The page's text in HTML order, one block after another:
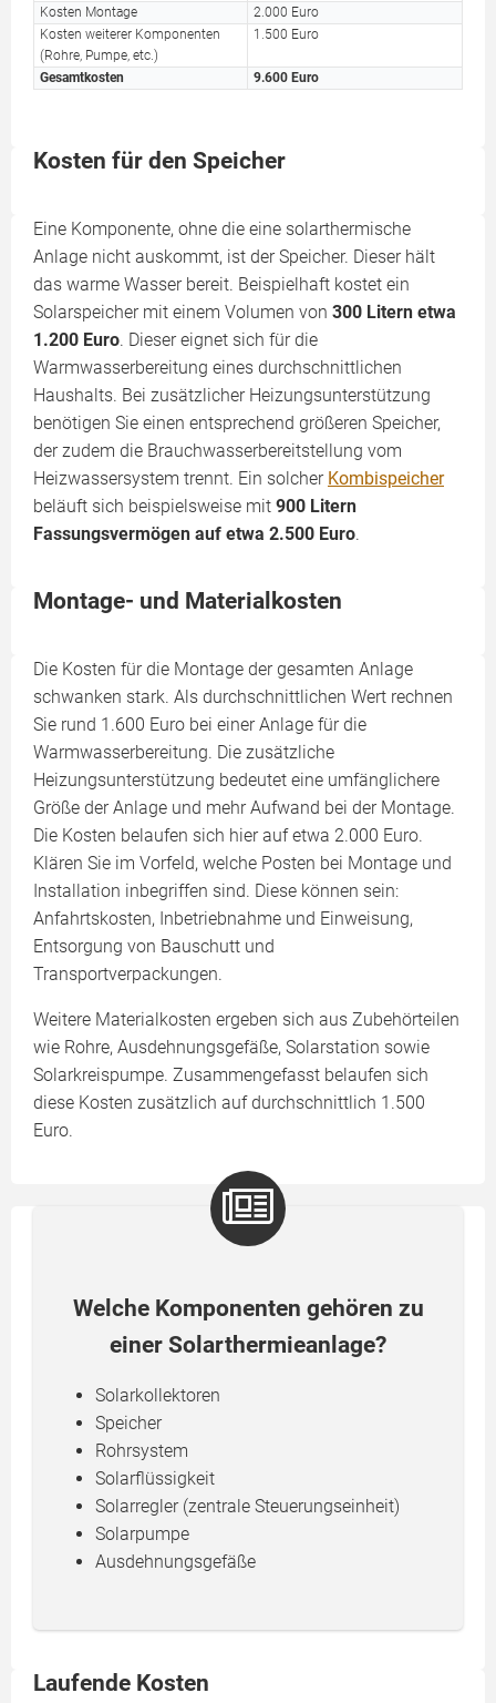
Kosten Montage
2.000 Euro
Kosten weiterer Komponenten
(Rohre, Pumpe, etc.)
1.500 Euro
Gesamtkosten 9.600 Euro
Kosten für den Speicher
Eine Komponente, ohne die eine solarthermische
Anlage nicht auskommt, ist der Speicher. Dieser hält
das warme Wasser bereit. Beispielhaft kostet ein
Solarspeicher mit einem Volumen von 300 Litern etwa
1.200 Euro. Dieser eignet sich für die
Warmwasserbereitung eines durchschnittlichen
Haushalts. Bei zusätzlicher Heizungsunterstützung
benötigen Sie einen entsprechend größeren Speicher,
der zudem die Brauchwasserbereitstellung vom
Heizwassersystem trennt. Ein solcher Kombispeicher
beläuft sich beispielsweise mit 900 Litern
Fassungsvermögen auf etwa 2.500 Euro.
Montage- und Materialkosten
Die Kosten für die Montage der gesamten Anlage
schwanken stark. Als durchschnittlichen Wert rechnen
Sie rund 1.600 Euro bei einer Anlage für die
Warmwasserbereitung. Die zusätzliche
Heizungsunterstützung bedeutet eine umfänglichere
Größe der Anlage und mehr Aufwand bei der Montage.
Die Kosten belaufen sich hier auf etwa 2.000 Euro.
Klären Sie im Vorfeld, welche Posten bei Montage und
Installation inbegriffen sind. Diese können sein:
Anfahrtskosten, Inbetriebnahme und Einweisung,
Entsorgung von Bauschutt und
Transportverpackungen.
Weitere Materialkosten ergeben sich aus Zubehörteilen
wie Rohre, Ausdehnungsgefäße, Solarstation sowie
Solarkreispumpe. Zusammengefasst belaufen sich
diese Kosten zusätzlich auf durchschnittlich 1.500
Euro.
Welche Komponenten gehören zu
einer Solarthermieanlage?
Solarkollektoren
Speicher
Rohrsystem
Solarflüssigkeit
Solarregler (zentrale Steuerungseinheit)
Solarpumpe
Ausdehnungsgefäße
Laufende Kosten